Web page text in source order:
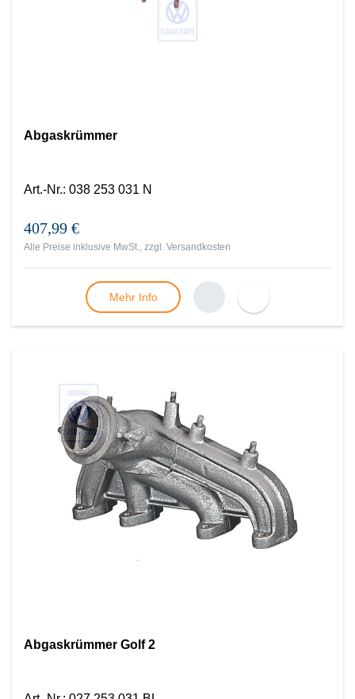
Abgaskrümmer
Art.-Nr.: 038 253 031 N
407,99 €
Alle Preise inklusive MwSt., zzgl. Versandkosten
Mehr Info
Abgaskrümmer Golf 2